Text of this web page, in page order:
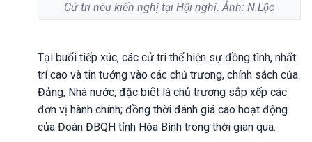
Cử tri nêu kiến nghị tại Hội nghị. Ảnh: N.Lộc
Tại buổi tiếp xúc, các cử tri thể hiện sự đồng tình, nhất
trí cao và tin tưởng vào các chủ trương, chính sách của
Đảng, Nhà nước, đặc biệt là chủ trương sắp xếp các
đơn vị hành chính; đồng thời đánh giá cao hoạt động
của Đoàn ĐBQH tỉnh Hòa Bình trong thời gian qua.